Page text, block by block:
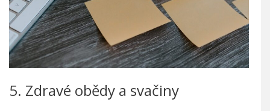
5. Zdravé obědy a svačiny